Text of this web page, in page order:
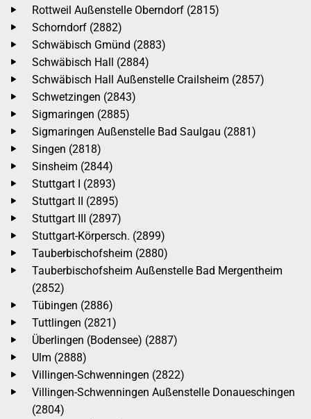
Rottweil Außenstelle Oberndorf (2815)
Schorndorf (2882)
Schwäbisch Gmünd (2883)
Schwäbisch Hall (2884)
Schwäbisch Hall Außenstelle Crailsheim (2857)
Schwetzingen (2843)
Sigmaringen (2885)
Sigmaringen Außenstelle Bad Saulgau (2881)
Singen (2818)
Sinsheim (2844)
Stuttgart I (2893)
Stuttgart II (2895)
Stuttgart III (2897)
Stuttgart-Körpersch. (2899)
Tauberbischofsheim (2880)
Tauberbischofsheim Außenstelle Bad Mergentheim
(2852)
Tübingen (2886)
Tuttlingen (2821)
Überlingen (Bodensee) (2887)
Ulm (2888)
Villingen-Schwenningen (2822)
Villingen-Schwenningen Außenstelle Donaueschingen
(2804)